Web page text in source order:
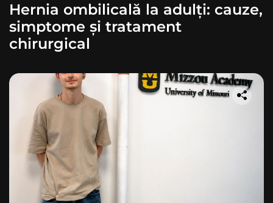
Hernia ombilicală la adulți: cauze,
simptome și tratament
chirurgical